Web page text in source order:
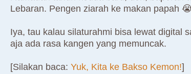
Lebaran. Pengen ziarah ke makan papah
Iya, tau kalau silaturahmi bisa lewat digital
aja ada rasa kangen yang memuncak.
[Silakan baca: Yuk, Kita ke Bakso Kemon!]